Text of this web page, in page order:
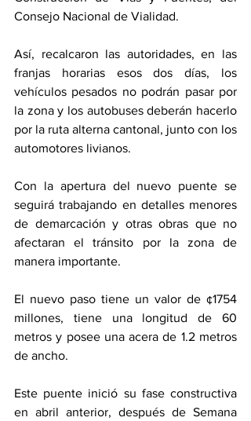
Consejo Nacional de Vialidad.
Así, recalcaron las autoridades, en las
franjas horarias esos dos días, los
vehículos pesados no podrán pasar por
la zona y los autobuses deberán hacerlo
por la ruta alterna cantonal, junto con los
automotores livianos.
Con la apertura del nuevo puente se
seguirá trabajando en detalles menores
de demarcación y otras obras que no
afectaran el tránsito por la zona de
manera importante.
El nuevo paso tiene un valor de ¢1754
millones, tiene una longitud de 60
metros y posee una acera de 1.2 metros
de ancho.
Este puente inició su fase constructiva
en abril anterior, después de Semana